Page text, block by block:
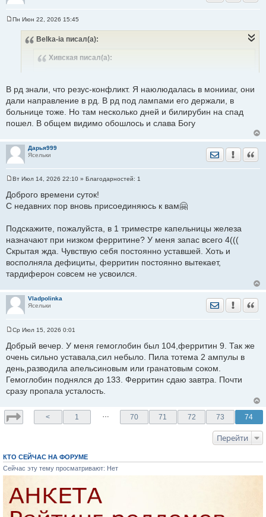
Пн Июн 22, 2026 15:45
Belka-ia писал(а):
Хивская писал(а):
Добрый день! Гбн у вас получается средней тяжести
был. Мне в выписке так писали, с примерно такими
но мы еще дома досвеяивались неделю где то.
В моем случае второй раз гбн была примерно такой
же. У третьего ребенка до 300 поднялся только
светили( почему то не поняли почему билирубин
поднялся хотя в карте черным по белому написано
отрицательный резус, но титры же не обнаружены и
ладно значит не гбн), с 4 уже знали и готовились к
тому что будет поэтому сразу гбн поставили,
показатели тоже только до 290 поднялись. В обоих
случаях только светили. Но у девочек бывало по
разному.
все
Ну это потому что пробу кумбса не делали. У меня так с
третьим было. Во время беременности антитела не
обнаруживали. А когда бахнул билирубин после рождения
просто под лампы положили. Потом в детскую перевели там
тоже светили и все. В следующую беременность антитела
опять не обнаружили, тут я пошла в платную лабораторию и о
результатов пока титр не прыгнул. В роддоме сразу приняли к
сведению. Поэтому сразу практически в лампу положили ну и
В рд знали, что резус-конфликт. Я наюлюдалась в монииаг, они
дали направление в рд. В рд под лампами его держали, в
больнице тоже. Но там несколько дней и билирубин на спад
пошел. В общем видимо обошлось и слава Богу
Дарья999
Ясельки
Отправить
о
б
н
е
Вт Июл 14, 2026 22:10 » Благодарностей: 1
Доброго времени суток!
С недавних пор вновь присоединяюсь к вам🤗
Подскажите, пожалуйста, в 1 триместре капельницы железа
назначают при низком ферритине? У меня запас всего 4(((
Скрытая жда. Чувствую себя постоянно уставшей. Хоть и
восполняла дефициты, ферритин постоянно вытекает,
тардиферон совсем не усвоился.
Vladpolinka
Ясельки
Отправить
о
б
е
н
е
Ср Июл 15, 2026 0:01
Добрый вечер. У меня гемоглобин был 104,ферритин 9. Так же
очень сильно уставала,сил небыло. Пила тотема 2 ампулы в
день,разводила апельсиновым или гранатовым соком.
Гемоглобин поднялся до 133. Ферритин сдаю завтра. Почти
сразу пропала усталость.
< 1 … 70 71 72 73 74
Перейти
КТО СЕЙЧАС НА ФОРУМЕ
Сейчас эту тему просматривают: Нет